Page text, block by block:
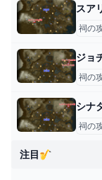
スア
祠の
ジョ
祠の
シナ
祠の
注目🎷